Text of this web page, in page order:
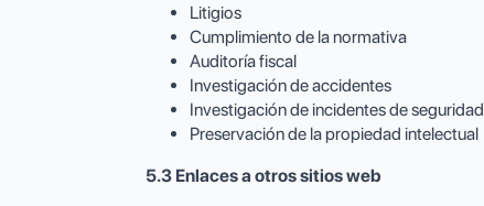
Litigios
Cumplimiento de la normativa
Auditoría fiscal
Investigación de accidentes
Investigación de incidentes de seguridad
Preservación de la propiedad intelectual
5.3 Enlaces a otros sitios web